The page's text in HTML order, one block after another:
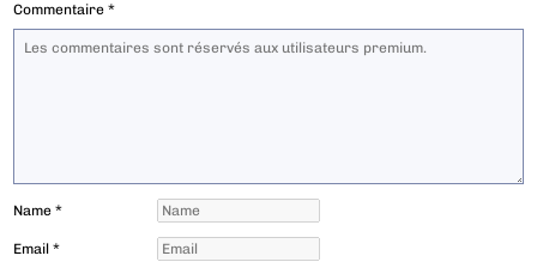
Commentaire*
Name*
Email*